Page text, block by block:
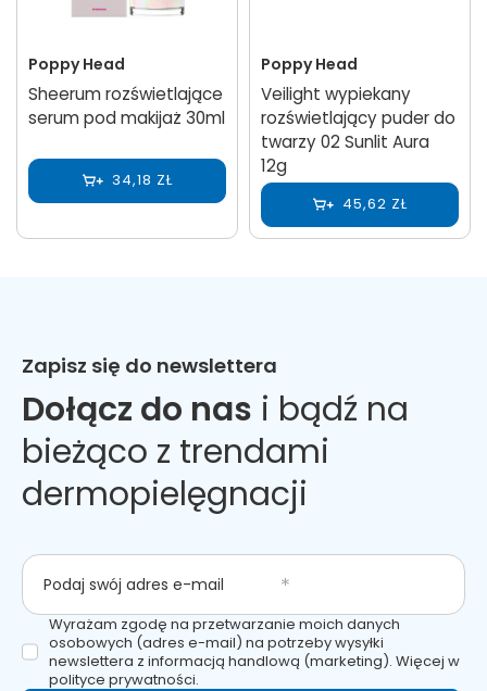
Poppy Head
Sheerum rozświetlające
serum pod makijaż 30ml
34,18 ZŁ
Poppy Head
Veilight wypiekany
rozświetlający puder do
twarzy 02 Sunlit Aura
12g
45,62 ZŁ
Zapisz się do newslettera
Dołącz do nas i bądź na
bieżąco z trendami
dermopielęgnacji
Podaj swój adres e-mail
Wyrażam zgodę na przetwarzanie moich danych
osobowych (adres e-mail) na potrzeby wysyłki
newslettera z informacją handlową (marketing). Więcej w
polityce prywatności.